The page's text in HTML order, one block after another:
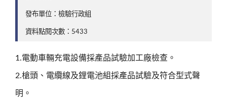
發布單位：檢驗行政組
資料點閱次數：5433
1.電動車輛充電設備採產品試驗加工廠檢查。
2.槍頭、電纜線及鋰電池組採產品試驗及符合型式聲
明。